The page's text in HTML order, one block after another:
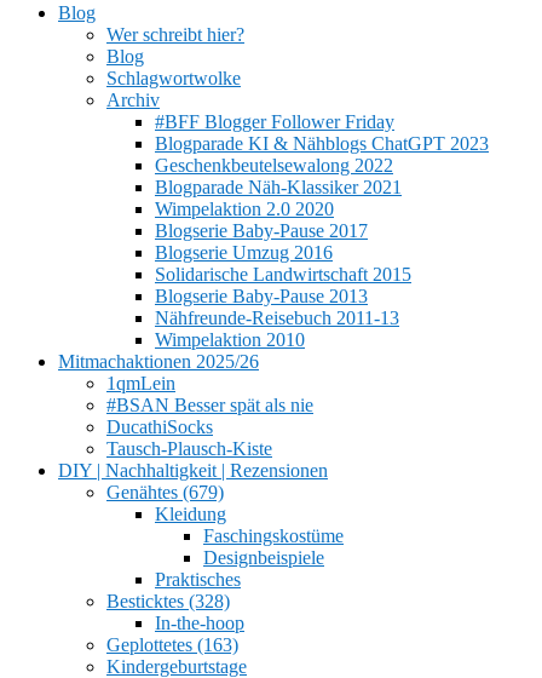
Blog
Wer schreibt hier?
Blog
Schlagwortwolke
Archiv
#BFF Blogger Follower Friday
Blogparade KI & Nähblogs ChatGPT 2023
Geschenkbeutelsewalong 2022
Blogparade Näh-Klassiker 2021
Wimpelaktion 2.0 2020
Blogserie Baby-Pause 2017
Blogserie Umzug 2016
Solidarische Landwirtschaft 2015
Blogserie Baby-Pause 2013
Nähfreunde-Reisebuch 2011-13
Wimpelaktion 2010
Mitmachaktionen 2025/26
1qmLein
#BSAN Besser spät als nie
DucathiSocks
Tausch-Plausch-Kiste
DIY | Nachhaltigkeit | Rezensionen
Genähtes (679)
Kleidung
Faschingskostüme
Designbeispiele
Praktisches
Besticktes (328)
In-the-hoop
Geplottetes (163)
Kindergeburtstage